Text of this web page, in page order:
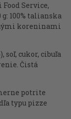
Service,
100% talianska
koreninami
soľ, cukor, cibuľa
Čistá
potrite
typu pizze